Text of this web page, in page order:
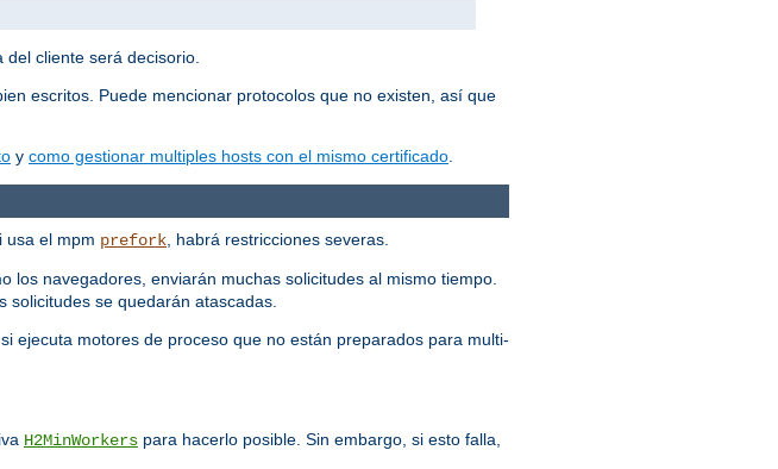
cliente será decisorio.
escritos. Puede mencionar protocolos que no existen, así que
y como gestionar multiples hosts con el mismo certificado
usa el mpm prefork, habrá restricciones severas.
los navegadores, enviarán muchas solicitudes al mismo tiempo.
solicitudes se quedarán atascadas.
ejecuta motores de proceso que no están preparados para multi-
H2MinWorkers para hacerlo posible. Sin embargo, si esto falla,